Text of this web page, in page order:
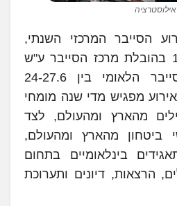
אילוסטרציה
הסייבר המרכזי השנתי,
יתקיים זו השנה ה-14 בהובלת מרכז הסייבר ע"ש
בלווטניק ומערך הסייבר הלאומי בין 24-27.6
מפגיש מדי שנה מומחי
מהארץ ומהעולם, לצד
ביטחון מהארץ ומהעולם,
בינלאומיים בתחום
הרצאות, דיונים ותערוכת